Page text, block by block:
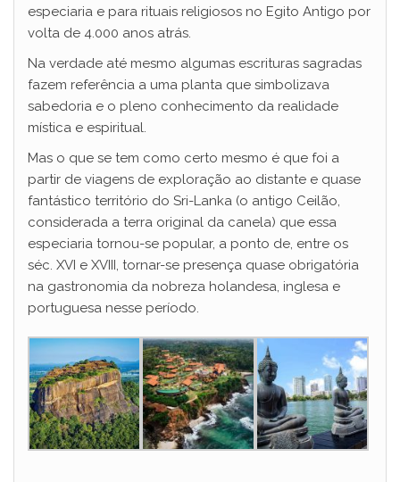
especiaria e para rituais religiosos no Egito Antigo por
volta de 4.000 anos atrás.
Na verdade até mesmo algumas escrituras sagradas
fazem referência a uma planta que simbolizava
sabedoria e o pleno conhecimento da realidade
mística e espiritual.
Mas o que se tem como certo mesmo é que foi a
partir de viagens de exploração ao distante e quase
fantástico território do Sri-Lanka (o antigo Ceilão,
considerada a terra original da canela) que essa
especiaria tornou-se popular, a ponto de, entre os
séc. XVI e XVIII, tornar-se presença quase obrigatória
na gastronomia da nobreza holandesa, inglesa e
portuguesa nesse período.